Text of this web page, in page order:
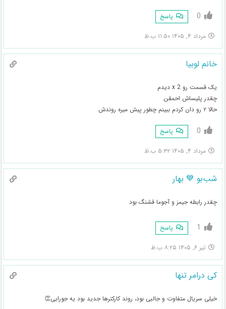
0 پاسخ
مرداد ۴, ۱۴۰۵ ۱۱:۵۰ ب.ظ
خانم لوبیا
یک قسمت رو x 2 دیدم
چقدر پلیساش احمقن
حالا ۲ رو دان کردم ببینم چطور پیش میره روندش
0 پاسخ
مرداد ۴, ۱۴۰۵ ۵:۳۲ ب.ظ
شب‌بو 💙 بهار
چقدر رابطه جیمز و آجوما قشنگ بود
1 پاسخ
تیر ۶, ۱۴۰۵ ۸:۲۵ ب.ظ
کی درامر تنها
خیلی سریال متفاوت و جالبی بود، روند کارکترها جدید بود یه جورایی👏